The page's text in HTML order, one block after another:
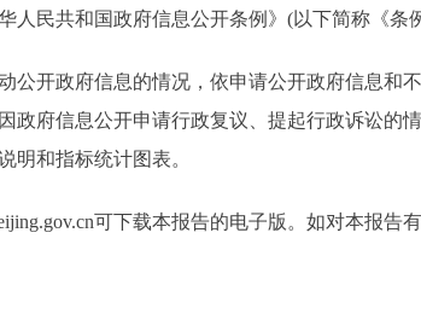
民共和国政府信息公开条例》(以下简称《条
开政府信息的情况，依申请公开政府信息和
政府信息公开申请行政复议、提起行政诉讼
明和指标统计图表。
可下载本报告的电子版。如对本报告